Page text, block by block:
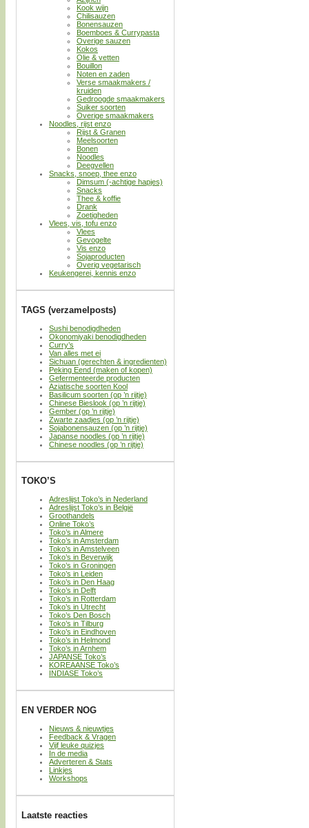
Kook wijn
Chilisauzen
Bonensauzen
Boemboes & Currypasta
Overige sauzen
Kokos
Olie & vetten
Bouillon
Noten en zaden
Verse smaakmakers /
kruiden
Gedroogde smaakmakers
Suiker soorten
Overige smaakmakers
Noodles, rijst enzo
Rijst & Granen
Meelsoorten
Bonen
Noodles
Deegvellen
Snacks, snoep, thee enzo
Dimsum (-achtige hapjes)
Snacks
Thee & koffie
Drank
Zoetigheden
Vlees, vis, tofu enzo
Vlees
Gevogelte
Vis enzo
Sojaproducten
Overig vegetarisch
Keukengerei, kennis enzo
TAGS (verzamelposts)
Sushi benodigdheden
Okonomiyaki benodigdheden
Curry’s
Van alles met ei
Sichuan (gerechten & ingredienten)
Peking Eend (maken of kopen)
Gefermenteerde producten
Aziatische soorten Kool
Basilicum soorten (op ’n rijtje)
Chinese Bieslook (op ’n rijtje)
Gember (op ’n rijtje)
Zwarte zaadjes (op ’n rijtje)
Sojabonensauzen (op ’n rijtje)
Japanse noodles (op ’n rijtje)
Chinese noodles (op ’n rijtje)
TOKO’S
Adreslijst Toko’s in Nederland
Adreslijst Toko’s in België
Groothandels
Online Toko’s
Toko’s in Almere
Toko’s in Amsterdam
Toko’s in Amstelveen
Toko’s in Beverwijk
Toko’s in Groningen
Toko’s in Leiden
Toko’s in Den Haag
Toko’s in Delft
Toko’s in Rotterdam
Toko’s in Utrecht
Toko’s Den Bosch
Toko’s in Tilburg
Toko’s in Eindhoven
Toko’s in Helmond
Toko’s in Arnhem
JAPANSE Toko’s
KOREAANSE Toko’s
INDIASE Toko’s
EN VERDER NOG
Nieuws & nieuwtjes
Feedback & Vragen
Vijf leuke quizjes
In de media
Adverteren & Stats
Linkjes
Workshops
Laatste reacties